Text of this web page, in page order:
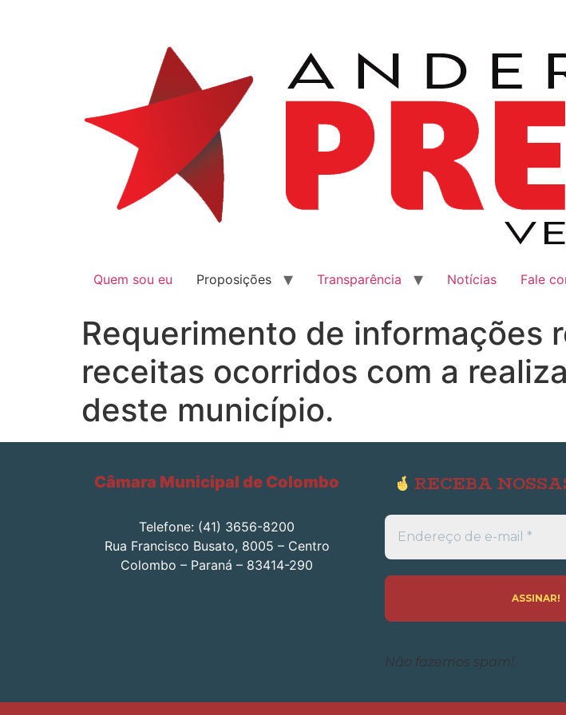
Quem sou eu Proposições Transparência Notícias Fale
Requerimento de informações
receitas ocorridos com a
deste município.
Câmara Municipal de Colombo
Telefone: (41) 3656-8200
Rua Francisco Busato, 8005 – Centro
Colombo – Paraná – 83414-290
RECEBA
Endereço
de
e-
*
Não fazemos spam!